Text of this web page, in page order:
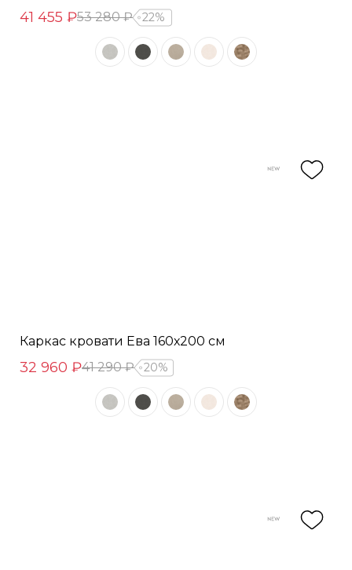
41 455 ₽53 280 ₽ 22%
Каркас кровати Ева 160х200 см
32 960 ₽41 290 ₽ 20%